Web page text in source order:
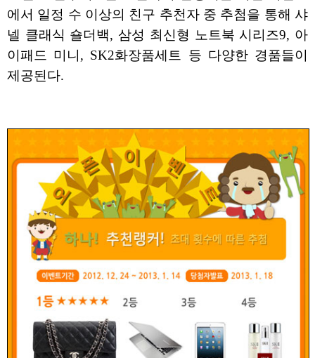
에서 일정 수 이상의 친구 추천자 중 추첨을 통해 샤
넬 클래식 숄더백, 삼성 최신형 노트북 시리즈9, 아
이패드 미니, SK2화장품세트 등 다양한 경품들이
제공된다.